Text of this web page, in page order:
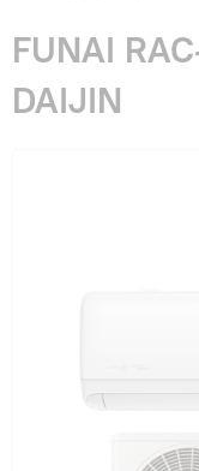
Гарантия и
FUNAI
DAIJIN